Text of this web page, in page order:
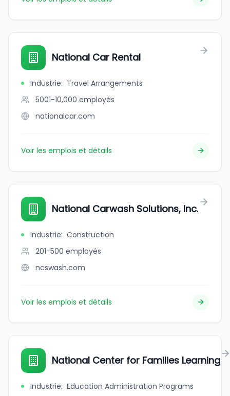
National Car Rental
Industrie: Travel Arrangements
5001-10,000 employés
nationalcar.com
Voir les emplois et détails
National Carwash Solutions, Inc.
Industrie: Construction
201-500 employés
ncswash.com
Voir les emplois et détails
National Center for Families Learning
Industrie: Education Administration Programs